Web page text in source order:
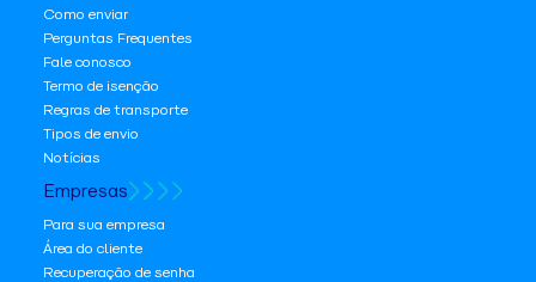
Como enviar
Perguntas Frequentes
Fale conosco
Termo de isenção
Regras de transporte
Tipos de envio
Notícias
Empresas
Para sua empresa
Área do cliente
Recuperação de senha